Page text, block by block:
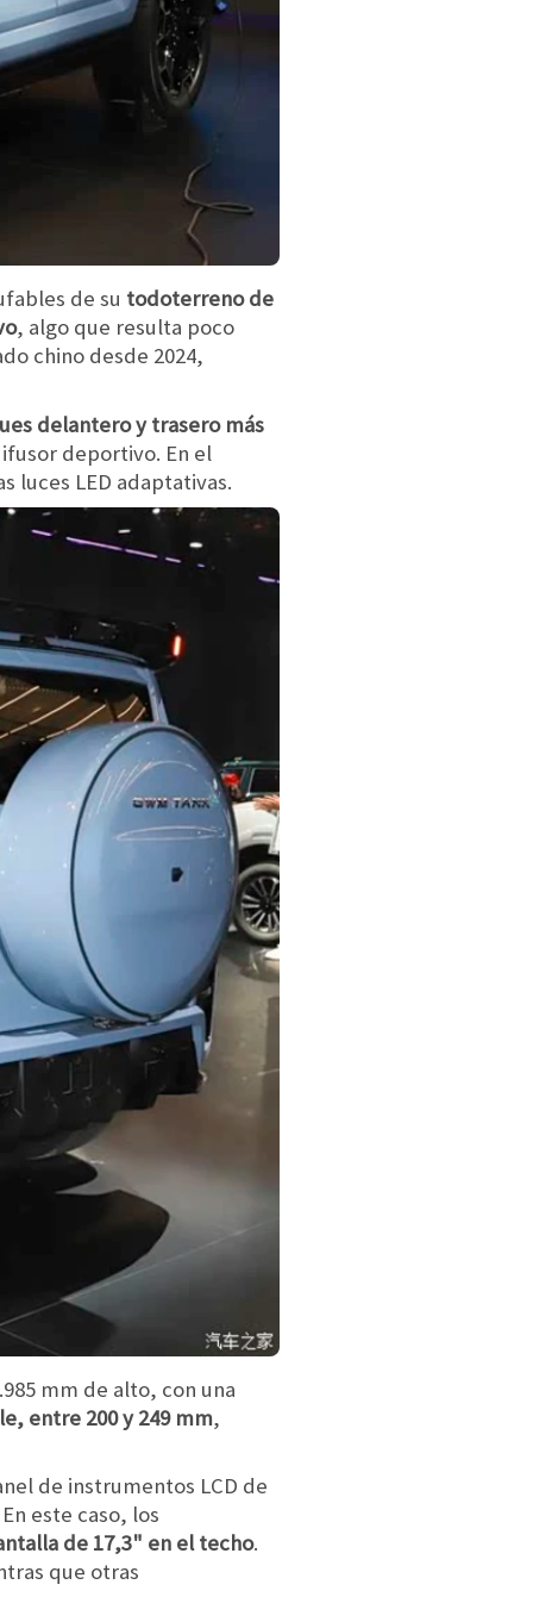
de su todoterreno de
, algo que resulta poco
chino desde 2024,
delantero y trasero más
deportivo. En el
luces LED adaptativas.
mm de alto, con una
entre 200 y 249 mm,
de instrumentos LCD de
este caso, los
de 17,3" en el techo.
que otras